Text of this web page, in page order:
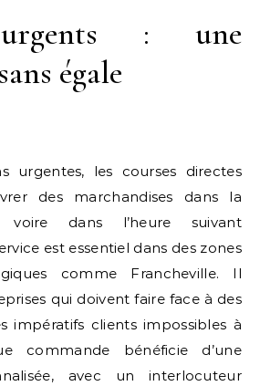
: une
égale
urgentes, les courses directes
des marchandises dans la
voire dans l’heure suivant
est essentiel dans des zones
comme Francheville. Il
qui doivent faire face à des
impératifs clients impossibles à
commande bénéficie d’une
avec un interlocuteur